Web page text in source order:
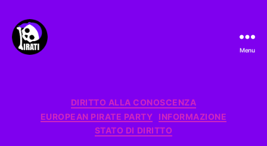
Menu
Categorie
DIRITTO ALLA CONOSCENZA
EUROPEAN PIRATE PARTY
INFORMAZIONE
STATO DI DIRITTO